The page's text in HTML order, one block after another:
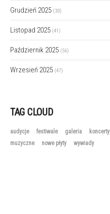
Grudzień 2025 (30)
Listopad 2025 (41)
Październik 2025 (56)
Wrzesień 2025 (47)
TAG CLOUD
audycje festiwale galeria koncerty
muzyczne
nowe płyty wywiady